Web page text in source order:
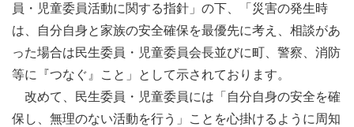
員・児童委員活動に関する指針」の下、「災害の発生時
は、自分自身と家族の安全確保を最優先に考え、相談があ
った場合は民生委員・児童委員会長並びに町、警察、消防
等に『つなぐ』こと」として示されております。
改めて、民生委員・児童委員には「自分自身の安全を確
保し、無理のない活動を行う」ことを心掛けるように周知